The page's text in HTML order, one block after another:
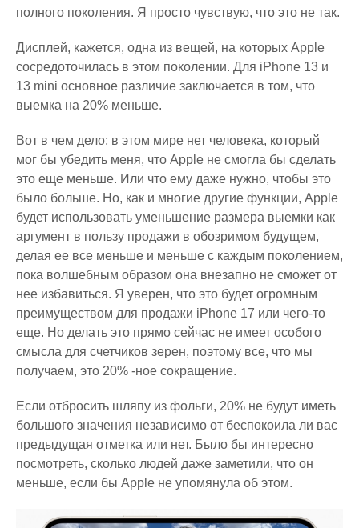
полного поколения. Я просто чувствую, что это не так.
Дисплей, кажется, одна из вещей, на которых Apple
сосредоточилась в этом поколении. Для iPhone 13 и
13 mini основное различие заключается в том, что
выемка на 20% меньше.
Вот в чем дело; в этом мире нет человека, который
мог бы убедить меня, что Apple не смогла бы сделать
это еще меньше. Или что ему даже нужно, чтобы это
было больше. Но, как и многие другие функции, Apple
будет использовать уменьшение размера выемки как
аргумент в пользу продажи в обозримом будущем,
делая ее все меньше и меньше с каждым поколением,
пока волшебным образом она внезапно не сможет от
нее избавиться. Я уверен, что это будет огромным
преимуществом для продажи iPhone 17 или чего-то
еще. Но делать это прямо сейчас не имеет особого
смысла для счетчиков зерен, поэтому все, что мы
получаем, это 20% -ное сокращение.
Если отбросить шляпу из фольги, 20% не будут иметь
большого значения независимо от беспокоила ли вас
предыдущая отметка или нет. Было бы интересно
посмотреть, сколько людей даже заметили, что он
меньше, если бы Apple не упомянула об этом.